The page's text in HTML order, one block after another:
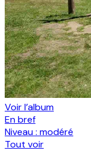
Voir l’album
En bref
Niveau : modéré
Tout voir